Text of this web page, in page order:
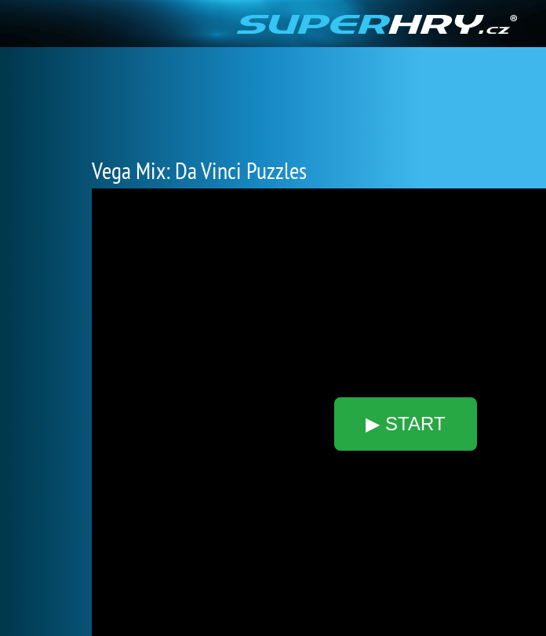
Vega Mix: Da Vinci Puzzles
▶ START